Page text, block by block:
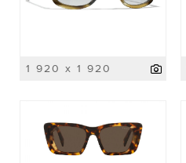
1 920 x 1 920